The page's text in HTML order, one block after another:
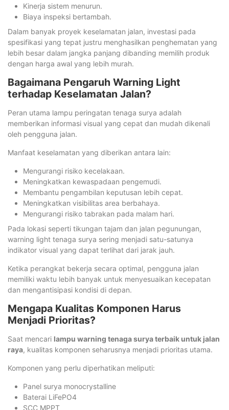
Kinerja sistem menurun.
Biaya inspeksi bertambah.
Dalam banyak proyek keselamatan jalan, investasi pada
spesifikasi yang tepat justru menghasilkan penghematan yang
lebih besar dalam jangka panjang dibanding memilih produk
dengan harga awal yang lebih murah.
Bagaimana Pengaruh Warning Light
terhadap Keselamatan Jalan?
Peran utama lampu peringatan tenaga surya adalah
memberikan informasi visual yang cepat dan mudah dikenali
oleh pengguna jalan.
Manfaat keselamatan yang diberikan antara lain:
Mengurangi risiko kecelakaan.
Meningkatkan kewaspadaan pengemudi.
Membantu pengambilan keputusan lebih cepat.
Meningkatkan visibilitas area berbahaya.
Mengurangi risiko tabrakan pada malam hari.
Pada lokasi seperti tikungan tajam dan jalan pegunungan,
warning light tenaga surya sering menjadi satu-satunya
indikator visual yang dapat terlihat dari jarak jauh.
Ketika perangkat bekerja secara optimal, pengguna jalan
memiliki waktu lebih banyak untuk menyesuaikan kecepatan
dan mengantisipasi kondisi di depan.
Mengapa Kualitas Komponen Harus
Menjadi Prioritas?
Saat mencari lampu warning tenaga surya terbaik untuk jalan
raya, kualitas komponen seharusnya menjadi prioritas utama.
Komponen yang perlu diperhatikan meliputi:
Panel surya monocrystalline
Baterai LiFePO4
SCC MPPT